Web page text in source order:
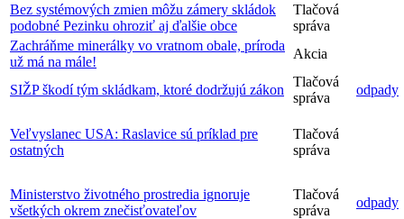
Bez systémových zmien môžu zámery skládok
podobné Pezinku ohroziť aj ďalšie obce
Tlačová
správa
Zachráňme minerálky vo vratnom obale, príroda
už má na mále!
Akcia
SIŽP škodí tým skládkam, ktoré dodržujú zákon
Tlačová
správa
odpady
Veľvyslanec USA: Raslavice sú príklad pre
ostatných
Tlačová
správa
Ministerstvo životného prostredia ignoruje
všetkých okrem znečisťovateľov
Tlačová
správa
odpady